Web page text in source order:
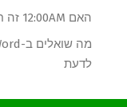
האם 12:00AM זה חצות הלילה או הצהריים?
לדעת